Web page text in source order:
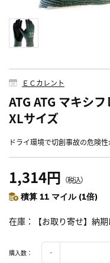
ＥＣカレント
ATG ATG マキシ
XLサイズ
ドライ環境で切創事故の危険
1,314円 （税込）
積算 11 マイル (1倍)
在庫 【お取り寄せ】納
購入数：